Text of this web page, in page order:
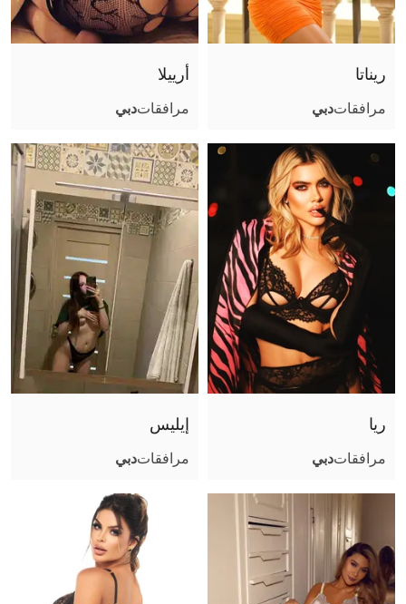
ريناتا
مرافقاتدبي
أرييلا
مرافقاتدبي
ريا
مرافقاتدبي
إيليس
مرافقاتدبي